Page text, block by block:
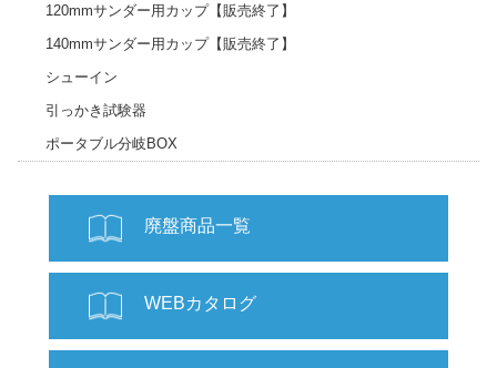
120mmサンダー用カップ【販売終了】
140mmサンダー用カップ【販売終了】
シューイン
引っかき試験器
ポータブル分岐BOX
廃盤商品一覧
WEBカタログ